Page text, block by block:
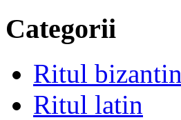
Categorii
Ritul bizantin
Ritul latin